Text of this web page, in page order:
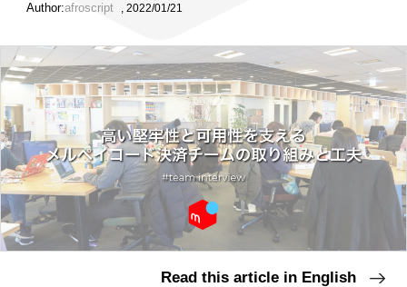
Author:afroscript , 2022/01/21
Read this article in English